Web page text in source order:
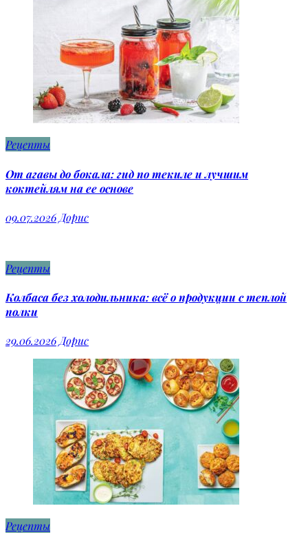
Рецепты
От агавы до бокала: гид по текиле и лучшим
коктейлям на ее основе
09.07.2026 Дорис
Рецепты
Колбаса без холодильника: всё о продукции с теплой
полки
29.06.2026Дорис
Рецепты